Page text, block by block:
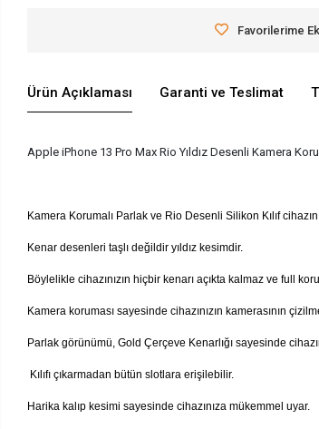
Favorilerime
Ürün Açıklaması Garanti ve Teslimat
Apple iPhone 13 Pro Max Rio Yıldız Desenli Kamera
Kamera Korumalı Parlak ve Rio Desenli Silikon Kılıf
Kenar desenleri taşlı değildir yıldız kesimdir.
Böylelikle cihazınızın hiçbir kenarı açıkta kalmaz ve full
Kamera koruması sayesinde cihazınızın kamerasının
Parlak görünümü, Gold Çerçeve Kenarlığı sayesinde
Kılıfı çıkarmadan bütün slotlara erişilebilir.
Harika kalıp kesimi sayesinde cihazınıza mükemmel uyar.